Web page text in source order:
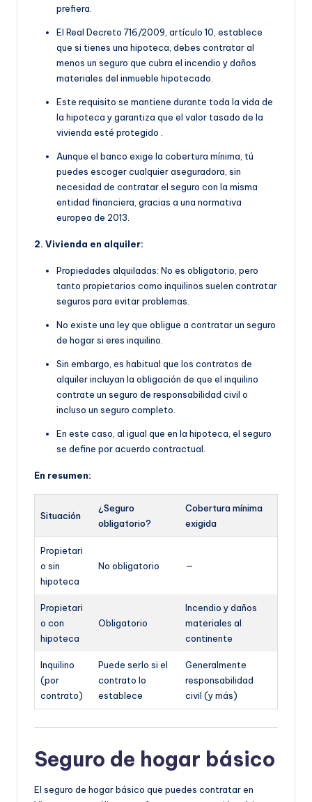
prefiera.
El Real Decreto 716/2009, artículo 10, establece
que si tienes una hipoteca, debes contratar al
menos un seguro que cubra el incendio y daños
materiales del inmueble hipotecado.
Este requisito se mantiene durante toda la vida de
la hipoteca y garantiza que el valor tasado de la
vivienda esté protegido .
Aunque el banco exige la cobertura mínima, tú
puedes escoger cualquier aseguradora, sin
necesidad de contratar el seguro con la misma
entidad financiera, gracias a una normativa
europea de 2013.
2. Vivienda en alquiler:
Propiedades alquiladas: No es obligatorio, pero
tanto propietarios como inquilinos suelen contratar
seguros para evitar problemas.
No existe una ley que obligue a contratar un seguro
de hogar si eres inquilino.
Sin embargo, es habitual que los contratos de
alquiler incluyan la obligación de que el inquilino
contrate un seguro de responsabilidad civil o
incluso un seguro completo.
En este caso, al igual que en la hipoteca, el seguro
se define por acuerdo contractual.
En resumen:
Situación
¿Seguro
obligatorio?
Cobertura mínima
exigida
Propietari
o sin
hipoteca
No obligatorio —
Propietari
o con
hipoteca
Obligatorio
Incendio y daños
materiales al
continente
Inquilino
(por
contrato)
Puede serlo si el
contrato lo
establece
Generalmente
responsabilidad
civil (y más)
Seguro de hogar básico
El seguro de hogar básico que puedes contratar en